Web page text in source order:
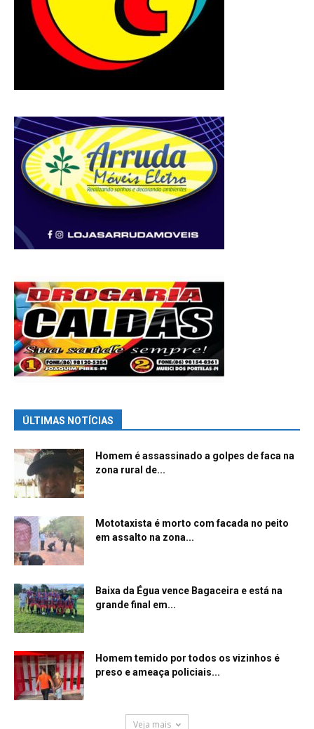
ÚLTIMAS NOTÍCIAS
Homem é assassinado a golpes de faca na
zona rural de...
Mototaxista é morto com facada no peito
em assalto na zona...
Baixa da Égua vence Bagaceira e está na
grande final em...
Homem temido por todos os vizinhos é
preso e ameaça policiais...
Veja mais